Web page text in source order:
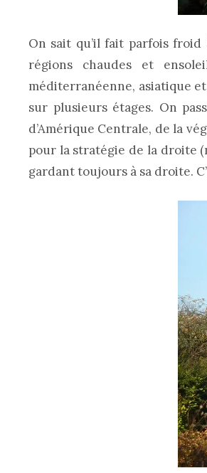
On sait qu’il fait parfois
régions chaudes et
méditerranéenne, asiatique
sur plusieurs étages. On
d’Amérique Centrale, de la
pour la stratégie de la droite
gardant toujours à sa droite.